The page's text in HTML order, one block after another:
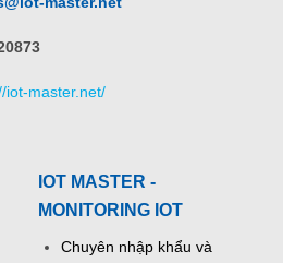
iot-master.net/
IOT MASTER -
MONITORING IOT
Chuyên nhập khẩu và